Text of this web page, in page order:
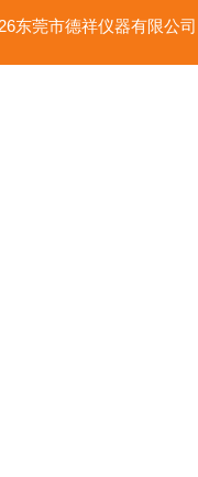
东莞市德祥仪器有限公